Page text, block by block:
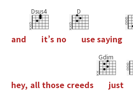
and
Dsus4
it’s no
D
usesaying
hey, all those creeds
Gdim
just